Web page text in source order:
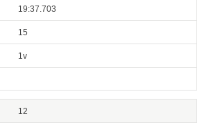
19:37.703
15
1v
12